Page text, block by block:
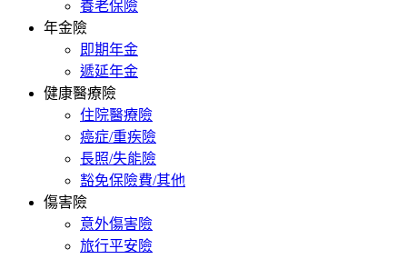
養老保險
年金險
即期年金
遞延年金
健康醫療險
住院醫療險
癌症/重疾險
長照/失能險
豁免保險費/其他
傷害險
意外傷害險
旅行平安險